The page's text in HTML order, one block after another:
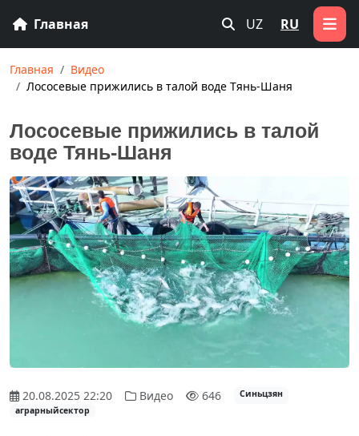
Главная UZ RU
Главная
Видео
Лососевые прижились в талой воде Тянь-Шаня
Лососевые прижились в талой
воде Тянь-Шаня
20.08.2025 22:20 Видео 646
Синьцзян
аграрныйсектор